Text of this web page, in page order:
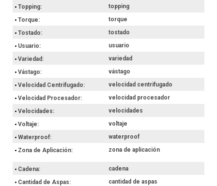
Topping
topping
Torque
torque
Tostado
tostado
Usuario
usuario
Variedad
variedad
Vástago
vástago
Velocidad Centrifugado
velocidad centrifugado
Velocidad Procesador
velocidad procesador
Velocidades
velocidades
Voltaje
voltaje
Waterproof
waterproof
Zona de Aplicación
zona de aplicación
Cadena
cadena
Cantidad de Aspas
cantidad de aspas